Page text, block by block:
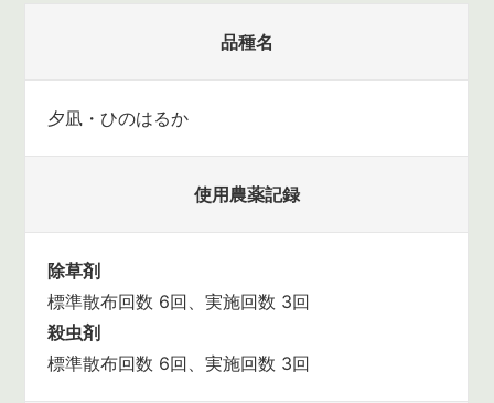
品種名
夕凪・ひのはるか
使用農薬記録
除草剤
標準散布回数 6回、実施回数 3回
殺虫剤
標準散布回数 6回、実施回数 3回